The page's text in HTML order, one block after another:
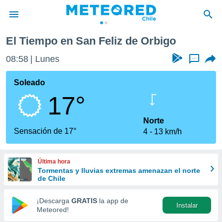
de
por
que se
calidad.
a este
las
y
forma
digital
basada
El Tiempo en San Feliz de Orbigo
08:58 Lunes ...
Soleado
17°
Sensación de 17°
Norte
4
13 km/h
Última hora
Tormentas y lluvias extremas amenazan el norte
de Chile
¡Descarga GRATIS la app de
Meteored!
Instalar